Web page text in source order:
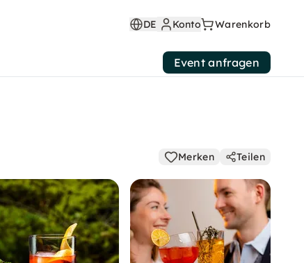
DE Konto Warenkorb
Event anfragen
Merken Teilen